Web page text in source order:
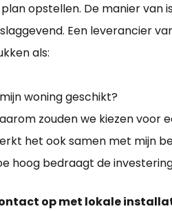
opstellen. De manier
Een leverancier
als:
woning geschikt?
zouden we kiezen voor
het ook samen met mijn
hoog bedraagt de
op met lokale